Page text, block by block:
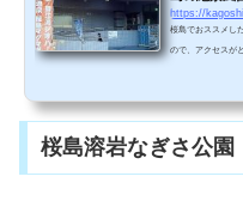
https://
桜島でおススメし
ので、アクセスが
すぐ近くにありま
ると、ちょうど大
桜島溶岩なぎさ公園